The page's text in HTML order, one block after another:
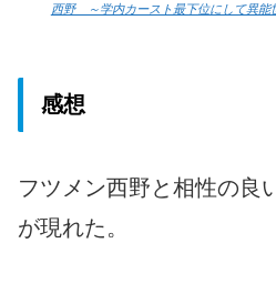
西野 ～学内カースト最下位にして異
感想
フツメン西野と相性の良
が現れた。